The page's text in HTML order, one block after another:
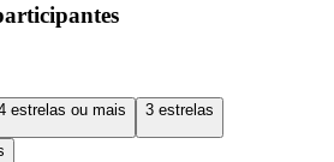
estrelas ou mais 3 estrelas